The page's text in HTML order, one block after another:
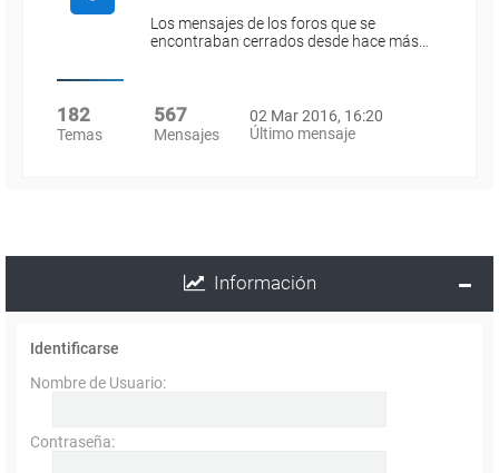
Los mensajes de los foros que se
encontraban cerrados desde hace más…
182
Temas
567
Mensajes
02 Mar 2016, 16:20
Último mensaje
Información
Identificarse
Nombre de Usuario:
Contraseña: